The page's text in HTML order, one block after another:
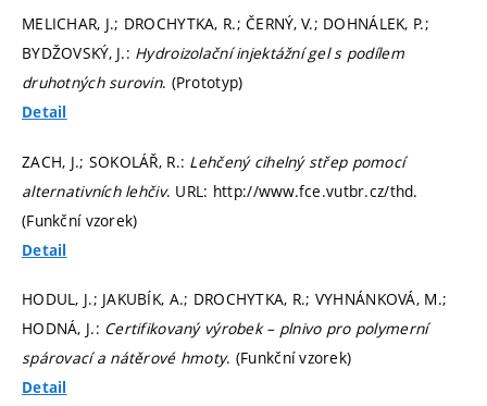
MELICHAR, J.; DROCHYTKA, R.; ČERNÝ, V.; DOHNÁLEK, P.;
BYDŽOVSKÝ, J.: Hydroizolační injektážní gel s podílem
druhotných surovin. (Prototyp)
Detail
ZACH, J.; SOKOLÁŘ, R.: Lehčený cihelný střep pomocí
alternativních lehčiv. URL: http://www.fce.vutbr.cz/thd.
(Funkční vzorek)
Detail
HODUL, J.; JAKUBÍK, A.; DROCHYTKA, R.; VYHNÁNKOVÁ, M.;
HODNÁ, J.: Certifikovaný výrobek – plnivo pro polymerní
spárovací a nátěrové hmoty. (Funkční vzorek)
Detail